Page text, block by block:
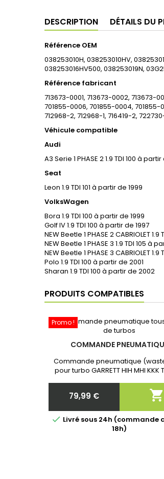
DESCRIPTION DÉTAILS DU
Référence OEM
038253010H, 038253010HV,
038253016HV500, 038253019N,
Référence fabricant
713673-0001, 713673-0002, 713673-
701855-0006, 701855-0004,
712968-2, 712968-1, 716419-2,
Véhicule compatible
Audi
A3 Serie 1 PHASE 2 1.9 TDI 100 à
Seat
Leon 1.9 TDI 101 à partir de 1999
VolksWagen
Bora 1.9 TDI 100 à partir de 1999
Golf IV 1.9 TDI 100 à partir de 1997
NEW Beetle 1 PHASE 2 CABRIOLET
NEW Beetle 1 PHASE 3 1.9 TDI 105 à
NEW Beetle 1 PHASE 3 CABRIOLET
Polo 1.9 TDI 100 à partir de 2001
Sharan 1.9 TDI 100 à partir de 2002
PRODUITS COMPATIBLES
Promo !
COMMANDE
Commande pneumatique
pour turbo GARRETT HIH MHI KKK
communiquer nous la référence
de votre turbo!
Prix
79,99 € 
 Livré sous 24h (commande
18h)